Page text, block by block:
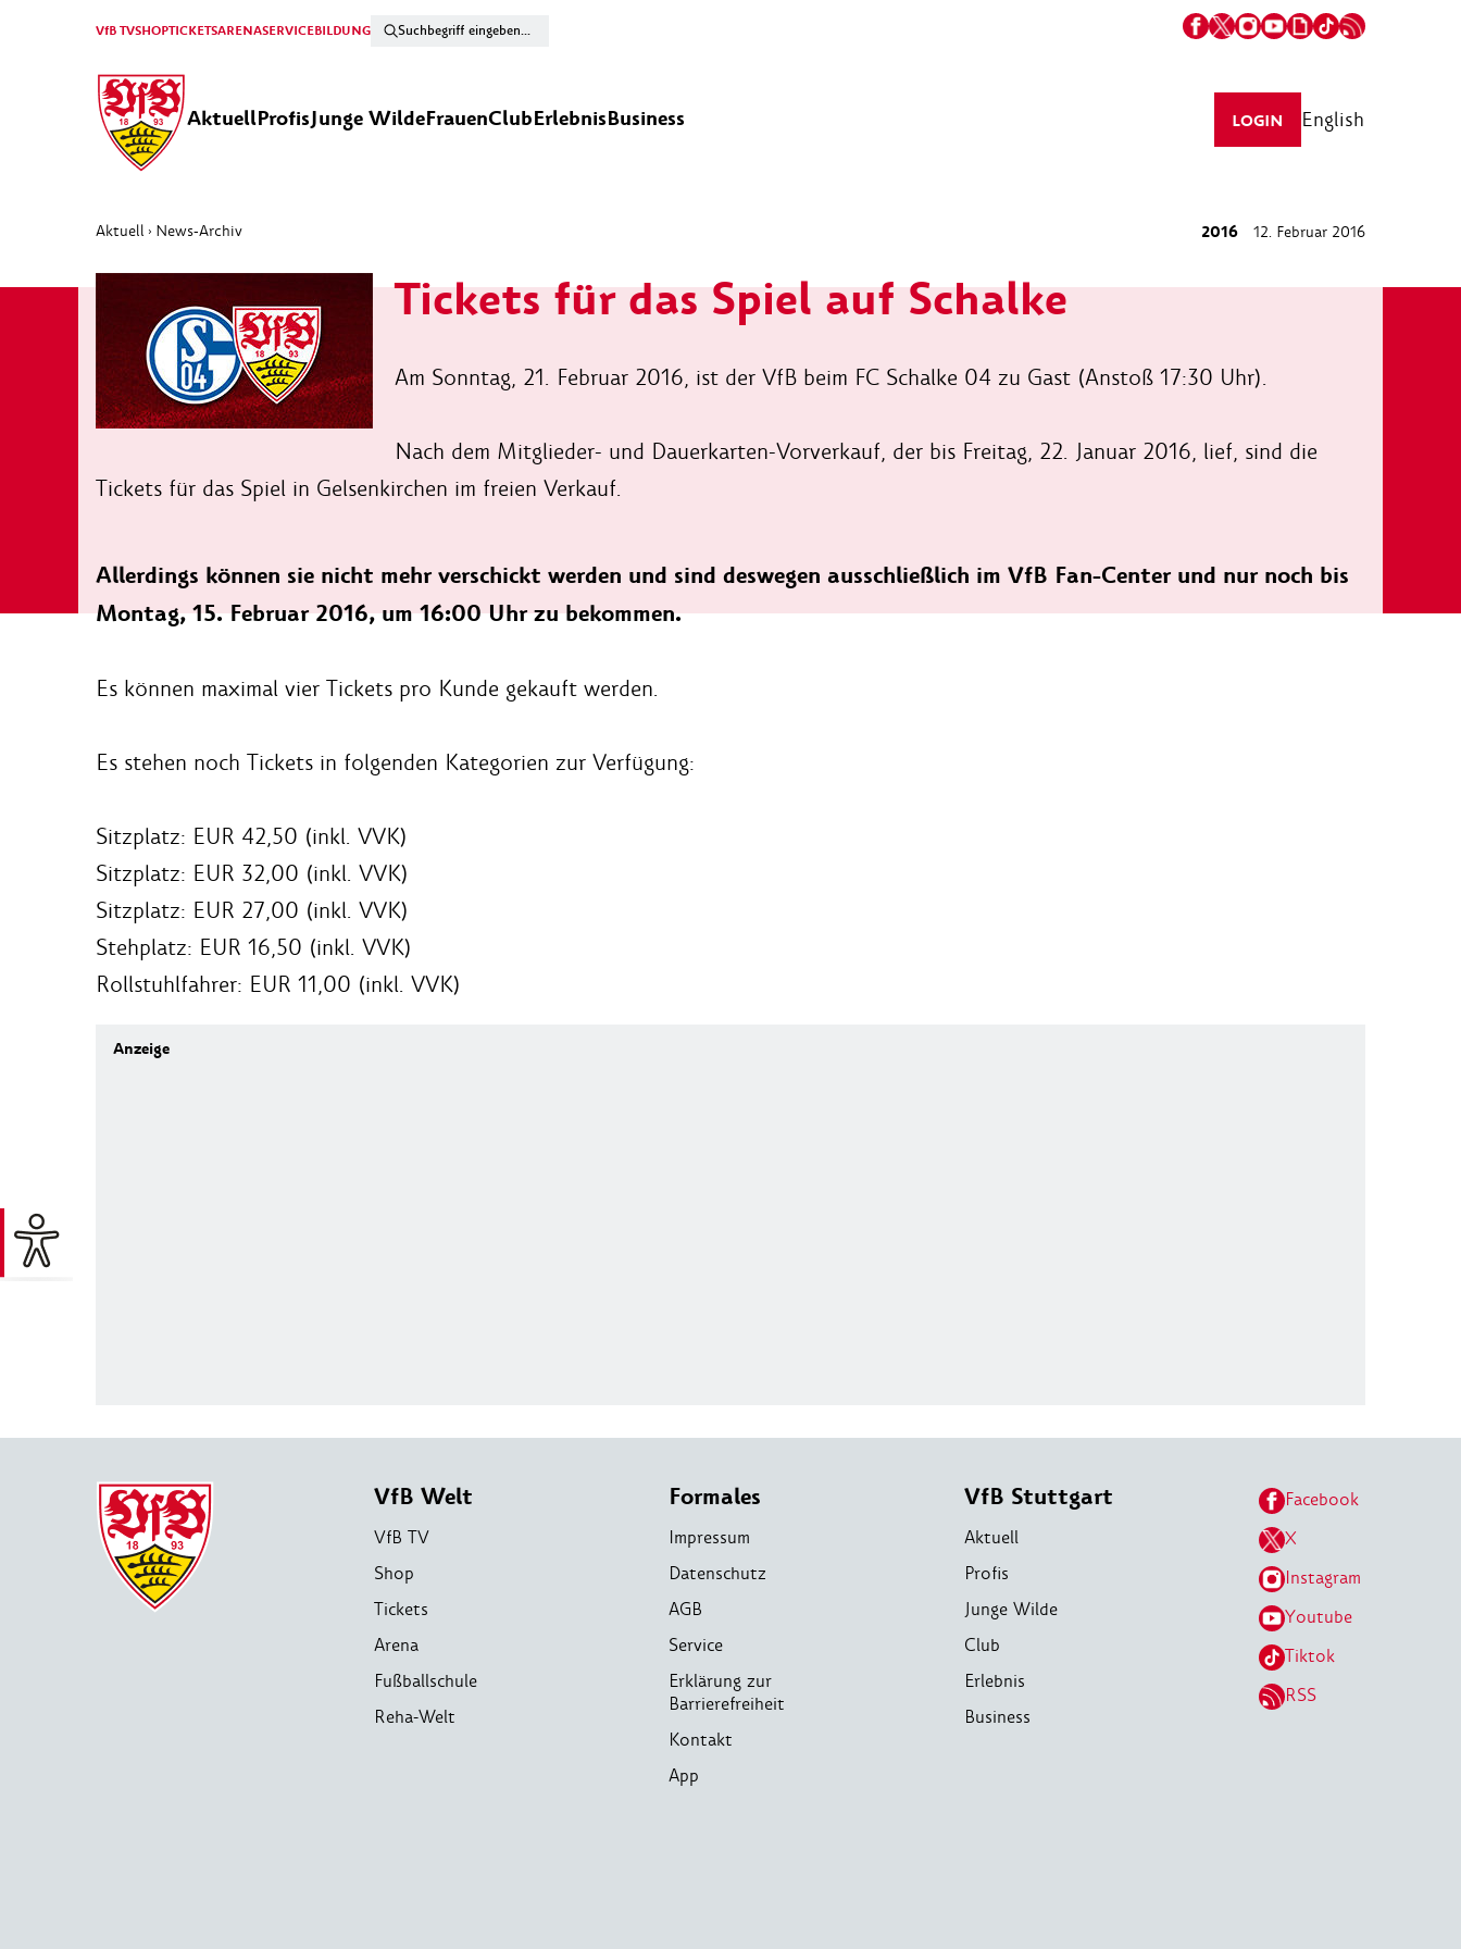
VfB TVSHOPTICKETSARENASERVICEBILDUNG
AktuellProfisJunge WildeFrauenClubErlebnisBusiness LOGIN English
Aktuell › News-Archiv 2016 12. Februar 2016
Tickets für das Spiel auf Schalke
Am Sonntag, 21. Februar 2016, ist der VfB beim FC Schalke 04 zu Gast (Anstoß 17:30 Uhr).
Nach dem Mitglieder- und Dauerkarten-Vorverkauf, der bis Freitag, 22. Januar 2016, lief, sind die
Tickets für das Spiel in Gelsenkirchen im freien Verkauf.
Allerdings können sie nicht mehr verschickt werden und sind deswegen ausschließlich im VfB Fan-Center und nur noch bis
Montag, 15. Februar 2016, um 16:00 Uhr zu bekommen.
Es können maximal vier Tickets pro Kunde gekauft werden.
Es stehen noch Tickets in folgenden Kategorien zur Verfügung:
Sitzplatz: EUR 42,50 (inkl. VVK)
Sitzplatz: EUR 32,00 (inkl. VVK)
Sitzplatz: EUR 27,00 (inkl. VVK)
Stehplatz: EUR 16,50 (inkl. VVK)
Rollstuhlfahrer: EUR 11,00 (inkl. VVK)
VfB Welt
VfB TV
Shop
Tickets
Arena
Fußballschule
Reha-Welt
Formales
Impressum
Datenschutz
AGB
Service
Erklärung zur
Barrierefreiheit
Kontakt
App
VfB Stuttgart
Aktuell
Profis
Junge Wilde
Club
Erlebnis
Business
Facebook
X
Instagram
Youtube
Tiktok
RSS